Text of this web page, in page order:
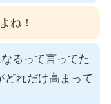
ね！
るって言ってた
どれだけ高まって